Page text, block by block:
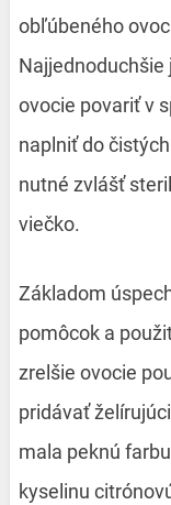
obľúbeného
Najjednoduchšie
ovocie povariť v
naplniť do
nutné zvlášť
viečko.
Základom
pomôcok a
zrelšie ovocie
pridávať
mala peknú
kyselinu